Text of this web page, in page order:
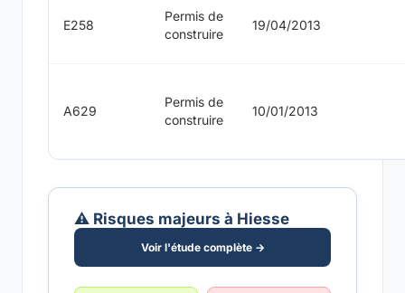
E258
Permis de
construire
19/04/2013
A629
Permis de
construire
10/01/2013
⚠️ Risques majeurs à Hiesse
Voir l'étude complète →